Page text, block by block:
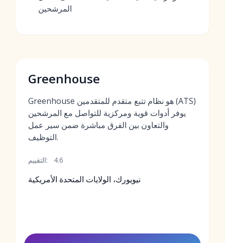
المرشحين
Greenhouse
Greenhouse هو نظام تتبع متقدم للمتقدمين (ATS)
يوفر أدوات قوية ومركزية للتواصل مع المرشحين
والتعاون بين الفرق مباشرة ضمن سير عمل
التوظيف.
التقييم: 4.6
نيويورك، الولايات المتحدة الأمريكية